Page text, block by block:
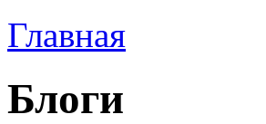
Главная
Блоги